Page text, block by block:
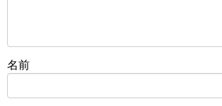
名前